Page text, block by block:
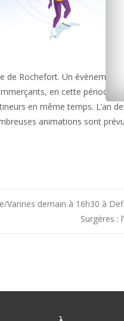
de Rochefort. Un
en cette période
en même temps. L’an
animations sont
Vannes demain à 16h30 à
Surgères :